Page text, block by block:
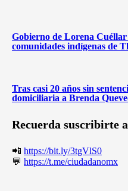
Gobierno de Lorena Cuéllar
comunidades indígenas de
Tras casi 20 años sin
domiciliaria a Brenda
Recuerda suscribirte
📲 https://bit.ly/3tgVlS0
💬 https://t.me/ciudadanomx